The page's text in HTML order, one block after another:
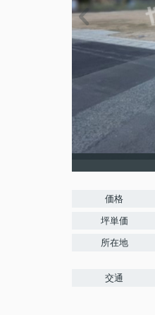
価格
坪単価
所在地
交通